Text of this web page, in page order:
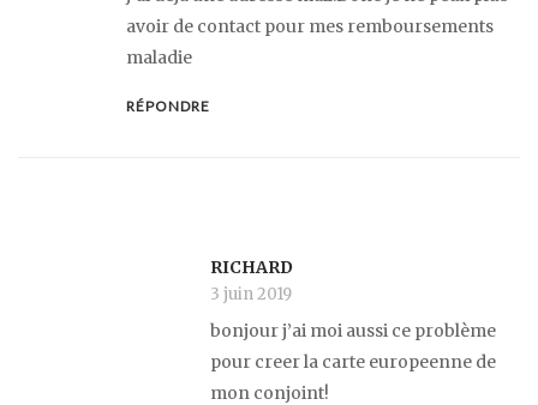
avoir de contact pour mes remboursements
maladie
RÉPONDRE
RICHARD
3 juin 2019
bonjour j’ai moi aussi ce problème
pour creer la carte europeenne de
mon conjoint!